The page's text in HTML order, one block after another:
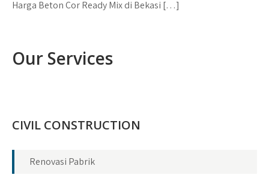
Harga Beton Cor Ready Mix di Bekasi […]
Our Services
CIVIL CONSTRUCTION
Renovasi Pabrik